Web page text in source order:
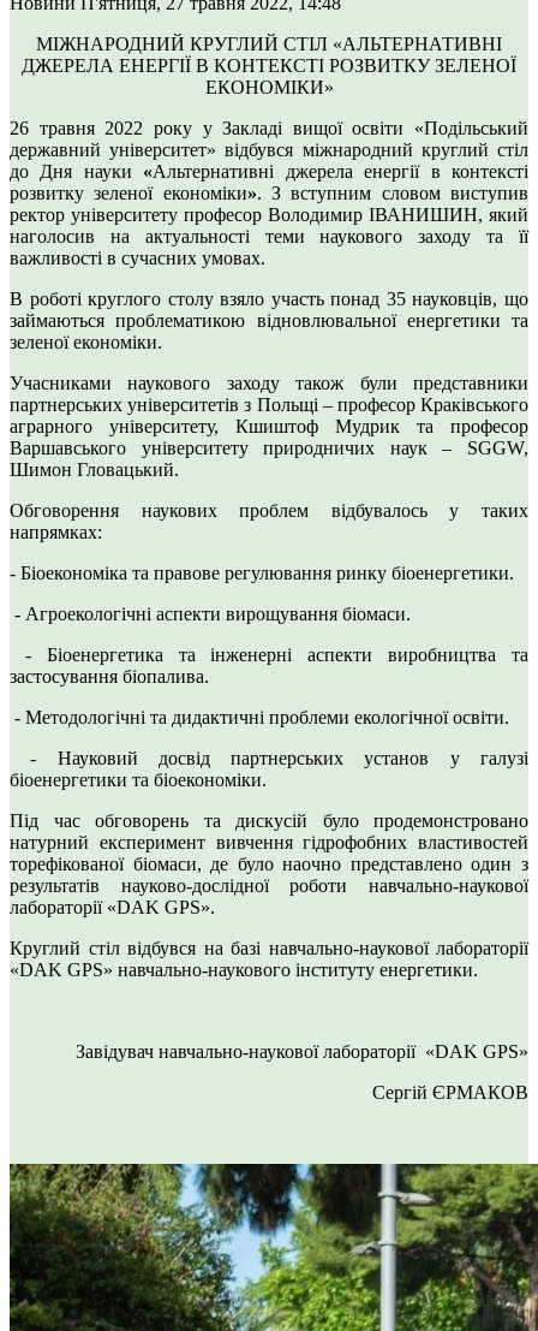
МІЖНАРОДНИЙ КРУГЛИЙ СТІЛ «АЛЬТЕРНАТИВНІ
ДЖЕРЕЛА ЕНЕРГІЇ В КОНТЕКСТІ РОЗВИТКУ ЗЕЛЕНОЇ
ЕКОНОМІКИ»
26 травня 2022 року у Закладі вищої освіти «Подільський
державний університет» відбувся міжнародний круглий стіл
до Дня науки «Альтернативні джерела енергії в контексті
розвитку зеленої економіки». З вступним словом виступив
ректор університету професор Володимир ІВАНИШИН, який
наголосив на актуальності теми наукового заходу та її
важливості в сучасних умовах.
В роботі круглого столу взяло участь понад 35 науковців, що
займаються проблематикою відновлювальної енергетики та
зеленої економіки.
Учасниками наукового заходу також були представники
партнерських університетів з Польщі – професор Краківського
аграрного університету, Кшиштоф Мудрик та професор
Варшавського університету природничих наук – SGGW,
Шимон Гловацький.
Обговорення наукових проблем відбувалось у таких
напрямках:
- Біоекономіка та правове регулювання ринку біоенергетики.
- Агроекологічні аспекти вирощування біомаси.
- Біоенергетика та інженерні аспекти виробництва та
застосування біопалива.
- Методологічні та дидактичні проблеми екологічної освіти.
- Науковий досвід партнерських установ у галузі
біоенергетики та біоекономіки.
Під час обговорень та дискусій було продемонстровано
натурний експеримент вивчення гідрофобних властивостей
торефікованої біомаси, де було наочно представлено один з
результатів науково-дослідної роботи навчально-наукової
лабораторії «DAK GPS».
Круглий стіл відбувся на базі навчально-наукової лабораторії
«DAK GPS» навчально-наукового інституту енергетики.
Завідувач навчально-наукової лабораторії «DAK GPS»
Сергій ЄРМАКОВ